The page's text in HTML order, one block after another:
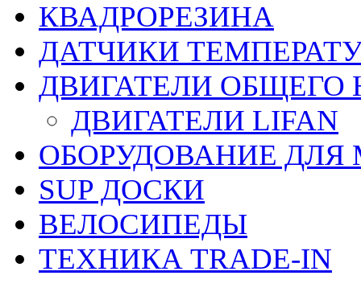
КВАДРОРЕЗИНА
ДАТЧИКИ
ДВИГАТЕЛИ ОБЩЕГО
ДВИГАТЕЛИ LIFAN
ОБОРУДОВАНИЕ
SUP ДОСКИ
ВЕЛОСИПЕДЫ
ТЕХНИКА TRADE-IN